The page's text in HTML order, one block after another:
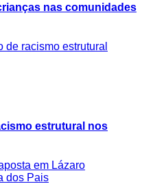
nas comunidades
estrutural nos